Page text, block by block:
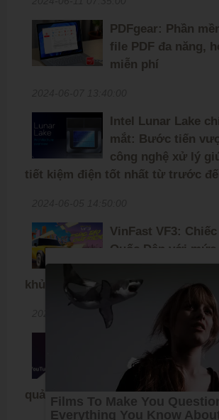
PDFgear: Phần
file PDF đa năng,
miễn phí
Intel Lunar Lake
mắt: Bước tiến
công nghệ xử lý
tiết kiệm điện tốt nhất từ trước
VinFast VF3:
Quốc Dân với mức
và số lượng đơn
khủng
2024-05-30 16:00:00
Chia sẻ file APK
ReVanced
lỗi và cải thiện
quảng cáo, mời anh em tải về